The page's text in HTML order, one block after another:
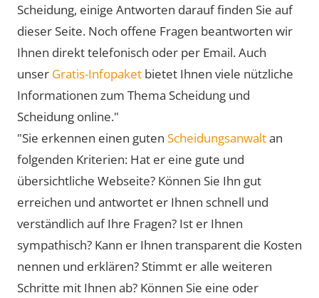
Scheidung, einige Antworten darauf finden Sie auf
dieser Seite. Noch offene Fragen beantworten wir
Ihnen direkt telefonisch oder per Email. Auch
unser Gratis-Infopaket bietet Ihnen viele nützliche
Informationen zum Thema Scheidung und
Scheidung online."
"Sie erkennen einen guten Scheidungsanwaltan
folgenden Kriterien: Hat er eine gute und
übersichtliche Webseite? Können Sie Ihn gut
erreichen und antwortet er Ihnen schnell und
verständlich auf Ihre Fragen? Ist er Ihnen
sympathisch? Kann er Ihnen transparent die Kosten
nennen und erklären? Stimmt er alle weiteren
Schritte mit Ihnen ab? Können Sie eine oder